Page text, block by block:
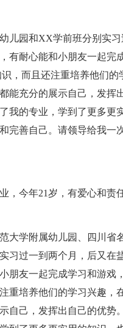
园和XX学前班分别实习
有耐心能和小朋友一起完
，而且还注重培养他们
能充分的展示自己，发挥
我的专业，学到了更多更
完善自己。请领导给我一
今年21岁，有爱心和责
学附属幼儿园、四川省
习过一到两个月，后又在
朋友一起完成学习和游戏
重培养他们的学习兴趣，
自己，发挥出自己的优势